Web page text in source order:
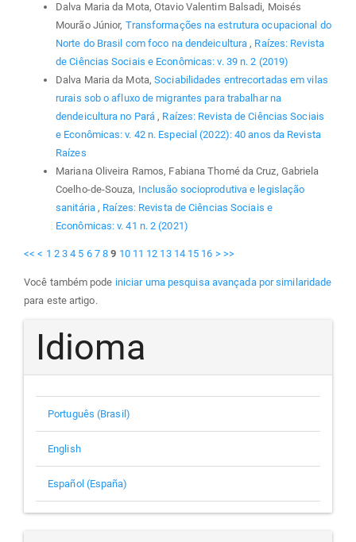
Dalva Maria da Mota, Otavio Valentim Balsadi, Moisés
Mourão Júnior, Transformações na estrutura ocupacional do
Norte do Brasil com foco na dendeicultura, Raízes: Revista
de Ciências Sociais e Econômicas: v. 39 n. 2 (2019)
Dalva Maria da Mota,Sociabilidades entrecortadas em vilas
rurais sob o afluxo de migrantes para trabalhar na
dendeicultura no Pará, Raízes: Revista de Ciências Sociais
e Econômicas: v. 42 n. Especial (2022): 40 anos da Revista
Raízes
Mariana Oliveira Ramos, Fabiana Thomé da Cruz, Gabriela
Coelho-de-Souza, Inclusão socioprodutiva e legislação
sanitária , Raízes: Revista de Ciências Sociais e
Econômicas: v. 41 n. 2 (2021)
<< < 1 2 3 4 5 6 7 8 9 10 11 12 13 14 15 16 > >>
Você também pode iniciar uma pesquisa avançada por similaridade
para este artigo.
Idioma
Português (Brasil)
English
Español (España)